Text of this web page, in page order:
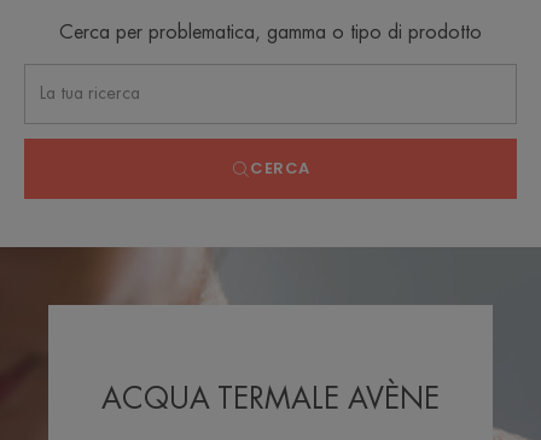
Cerca per problematica, gamma o tipo di prodotto
CERCA
ACQUA TERMALE AVÈNE